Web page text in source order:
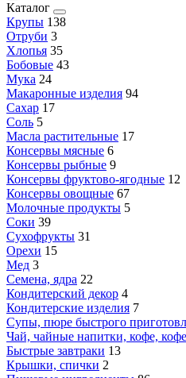
Каталог
Крупы 138
Отруби 3
Хлопья 35
Бобовые 43
Мука 24
Макаронные изделия 94
Сахар 17
Соль 5
Масла растительные 17
Консервы мясные 6
Консервы рыбные 9
Консервы фруктово-ягодные 12
Консервы овощные 67
Молочные продукты 5
Соки 39
Сухофрукты 31
Орехи 15
Мед 3
Семена, ядра 22
Кондитерский декор 4
Кондитерские изделия 7
Супы, пюре быстрого
Чай, чайные напитки, кофе,
Быстрые завтраки 13
Крышки, спички 2